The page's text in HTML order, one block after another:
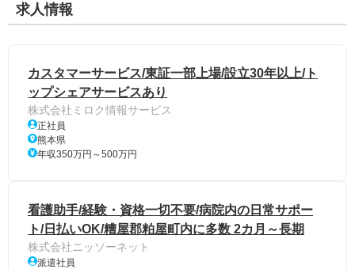
求人情報
カスタマーサービス/東証一部上場/設立30年以上/ト
ップシェアサービスあり
株式会社ミロク情報サービス
正社員
熊本県
年収350万円～500万円
看護助手/経験・資格一切不要/病院内の日常サポー
ト/日払いOK/糟屋郡粕屋町内に多数 2カ月～長期
株式会社ニッソーネット
派遣社員